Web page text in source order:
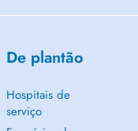
De plantão
Hospitais de
serviço